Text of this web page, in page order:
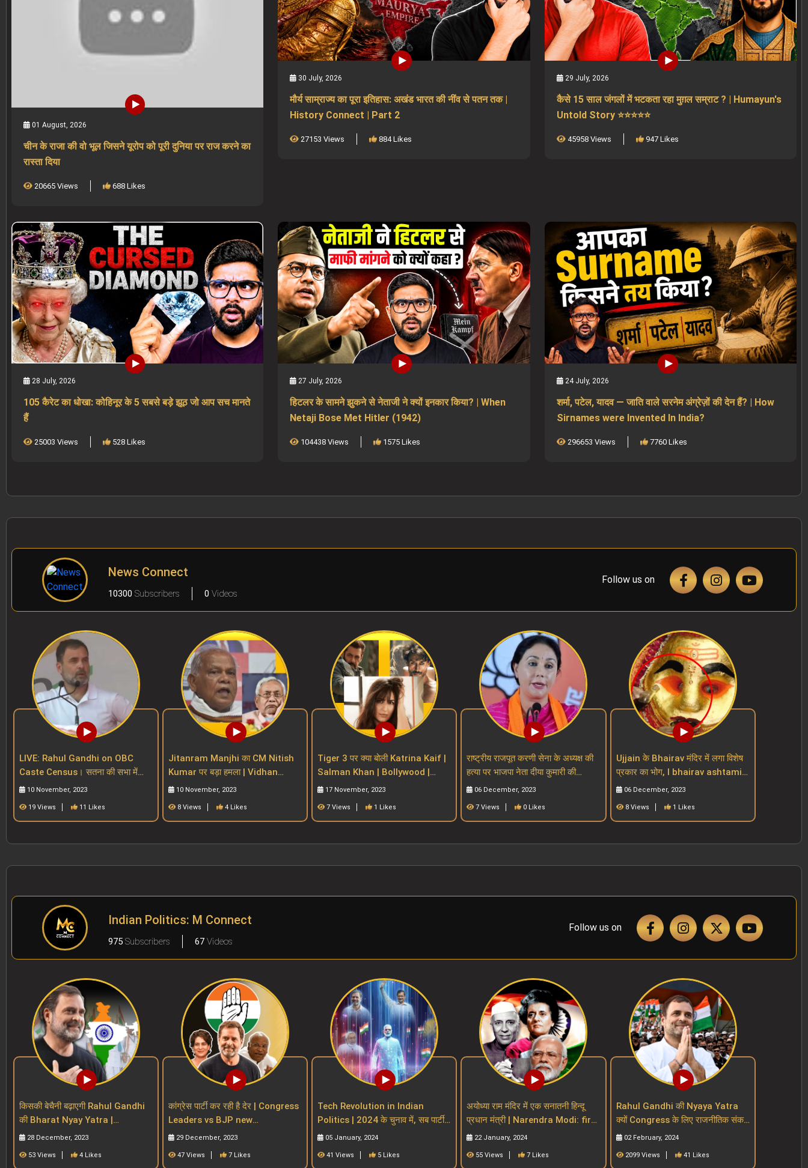
01 August, 2026
चीन के राजा की वो भूल जिसने यूरोप को पूरी दुनिया पर राज करने का
रास्ता दिया
20665 Views 688 Likes
30 July, 2026
मौर्य साम्राज्य का पूरा इतिहास: अखंड भारत की नींव से पतन तक |
History Connect | Part 2
27153 Views 884 Likes
29 July, 2026
कैसे 15 साल जंगलों में भटकता रहा मुग़ल सम्राट ? | Humayun's
Untold Story ⭐⭐⭐⭐⭐
45958 Views 947 Likes
28 July, 2026
105 कैरेट का धोखा: कोहिनूर के 5 सबसे बड़े झूठ जो आप सच मानते
हैं
25003 Views 528 Likes
27 July, 2026
हिटलर के सामने झुकने से नेताजी ने क्यों इनकार किया? | When
Netaji Bose Met Hitler (1942)
104438 Views 1575 Likes
24 July, 2026
शर्मा, पटेल, यादव — जाति वाले सरनेम अंग्रेज़ों की देन हैं? | How
Sirnames were Invented In India?
296653 Views 7760 Likes
News Connect
10300 Subscribers 0 Videos
Follow us on
LIVE: Rahul Gandhi on OBC
Caste Census। सतना की सभा में
BJP और PM Modi पर बड़ा वार। MP
10 November, 2023
19 Views 11 Likes
Jitanram Manjhi का CM Nitish
Kumar पर बड़ा हमला | Vidhan
Sabha | Bihar Reservation Bill
10 November, 2023
8 Views 4 Likes
Tiger 3 पर क्या बोली Katrina Kaif |
Salman Khan | Bollywood |
salman khan upcoming movies
17 November, 2023
7 Views 1 Likes
राष्ट्रीय राजपूत करणी सेना के अध्यक्ष की
हत्या पर भाजपा नेता दीया कुमारी की
प्रतिक्रियाdiya kumari
06 December, 2023
7 Views 0 Likes
Ujjain के Bhairav मंदिर में लगा विशेष
प्रकार का भोग, I bhairav ashtami I
mahakal mandir I mp mandir
06 December, 2023
8 Views 1 Likes
Indian Politics: M Connect
975Subscribers 67Videos
Follow us on
किसकी बेचैनी बढ़ाएगी Rahul Gandhi
की Bharat Nyay Yatra |
Congress | INDIA Alliance |
28 December, 2023
53 Views 4 Likes
कांग्रेस पार्टी कर रही है देर | Congress
Leaders vs BJP new
Generation Vs Regional parties
29 December, 2023
47 Views 7 Likes
Tech Revolution in Indian
Politics | 2024 के चुनाव में, सब पार्टी
खेलेगा टेक्नोलॉजी मैं
05 January, 2024
41 Views 5 Likes
अयोध्या राम मंदिर में एक सनातनी हिन्दू
प्रधान मंत्री | Narendra Modi: first
indian PM without a mask
22 January, 2024
55 Views 7 Likes
Rahul Gandhi की Nyaya Yatra
क्यों Congress के लिए राजनीतिक संकट
बढ़ा रही है Indian National
02 February, 2024
2099 Views 41 Likes